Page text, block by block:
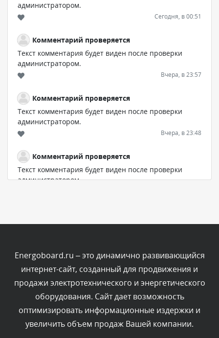
администратором.
Сегодня, в 00:51
Комментарий проверяется
Текст комментария будет виден после проверки
администратором.
Вчера, в 23:57
Комментарий проверяется
Текст комментария будет виден после проверки
администратором.
Вчера, в 23:48
Комментарий проверяется
Текст комментария будет виден после проверки
администратором.
Комментарий проверяется
Текст комментария будет виден после проверки
администратором.
Вчера, в 19:54
Комментарий проверяется
Energoboard.ru – это динамично развивающийся
интернет-сайт, созданный для продвижения и
продажи электротехнического и энергетического
оборудования. Сайт дает возможность
оптимизировать информационные издержки и
увеличить объем продаж Вашей компании.